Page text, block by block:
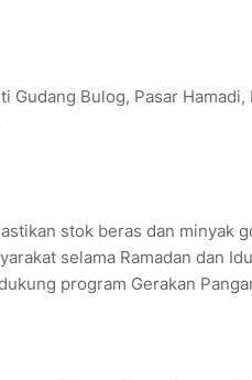
Gudang Bulog, Pasar
stok beras dan minyak
selama Ramadan dan
program Gerakan